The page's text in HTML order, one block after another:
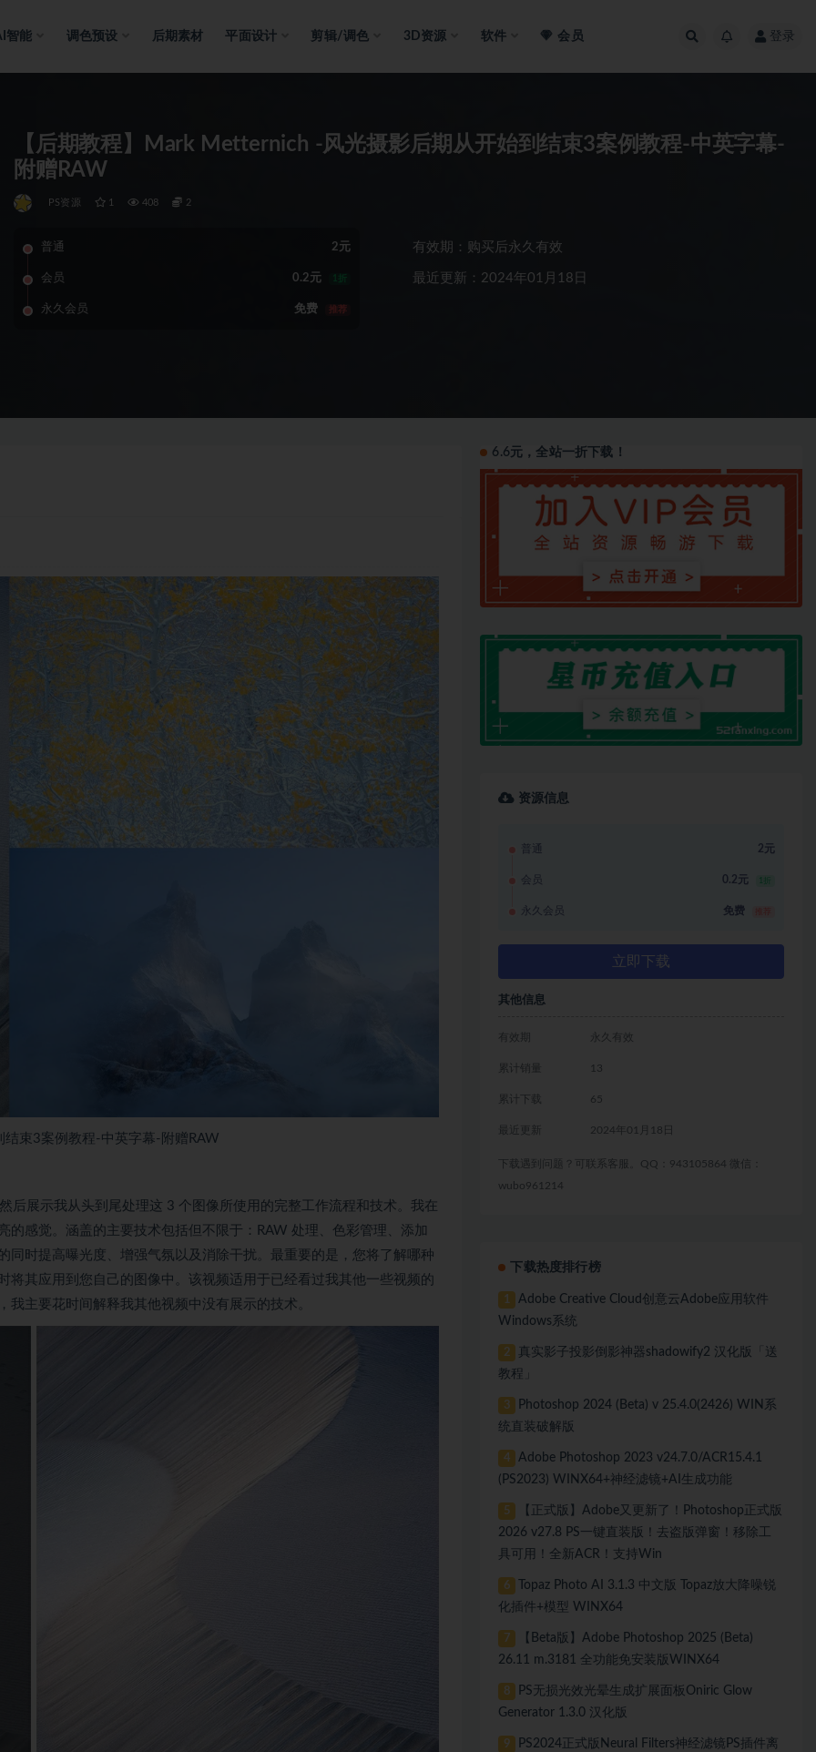
智能 调色预设 后期素材 平面设计 剪辑/调色 3D资源 软件 会员 登录
【后期教程】Mark Metternich -风光摄影后期从开始到结束3案例教程-中英字幕-
附赠RAW
PS资源 1 408 2
普通 2元
会员 0.2元 1折
永久会员 免费 推荐
有效期：购买后永久有效
最近更新：2024年01月18日
束3案例教程-中英字幕-附赠RAW
后展示我从头到尾处理这 3 个图像所使用的完整工作流程和技术。我在
感觉。涵盖的主要技术包括但不限于：RAW 处理、色彩管理、添加
时提高曝光度、增强气氛以及消除干扰。最重要的是，您将了解哪种
其应用到您自己的图像中。该视频适用于已经看过我其他一些视频的
主要花时间解释我其他视频中没有展示的技术。
6.6元，全站一折下载！
资源信息
普通 2元
会员 0.2元 1折
永久会员 免费
立即下载
其他信息
有效期 永久有效
累计销量 13
累计下载 65
最近更新 2024年01月18日
下载遇到问题？可联系客服。QQ：943105864 微信：
wubo961214
下载热度排行榜
1
Adobe Creative Cloud创意云Adobe应用软件
Windows系统
2
真实影子投影倒影神器shadowify2 汉化版「送
教程」
3
Photoshop 2024 (Beta) v 25.4.0(2426) WIN系
统直装破解版
4
Adobe Photoshop 2023 v24.7.0/ACR15.4.1
(PS2023) WINX64+神经滤镜+AI生成功能
5
【正式版】Adobe又更新了！Photoshop正式版
2026 v27.8 PS一键直装版！去盗版弹窗！移除工
具可用！全新ACR！支持Win
6
Topaz Photo AI 3.1.3 中文版 Topaz放大降噪锐
化插件+模型 WINX64
7
【Beta版】Adobe Photoshop 2025 (Beta)
26.11 m.3181 全功能免安装版WINX64
8
PS无损光效光晕生成扩展面板Oniric Glow
Generator 1.3.0 汉化版
9
PS2024正式版Neural Filters神经滤镜PS插件离